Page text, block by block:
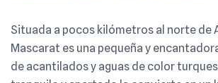
Situada a pocos kilómetros al norte de
Mascarat es una pequeña y
de acantilados y aguas de color